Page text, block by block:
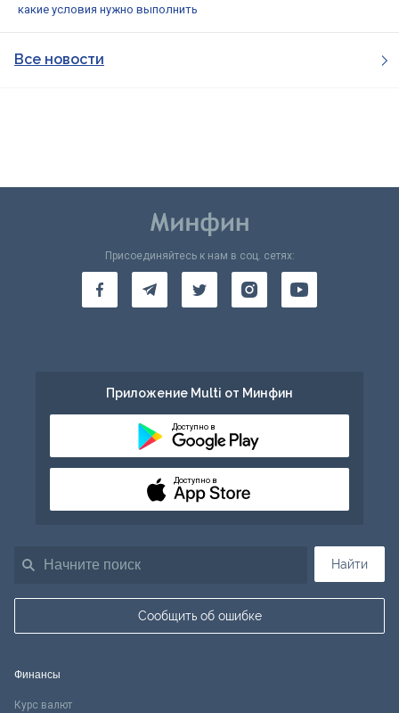
какие условия нужно выполнить
Все новости
Найти
Сообщить об ошибке
Присоединяйтесь к нам в соц. сетях:
Приложение Multi от Минфин
Доступно в
Доступно в
Финансы
Курс валют